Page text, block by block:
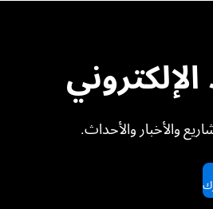
والأخبار والأحداث.